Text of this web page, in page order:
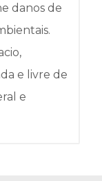
danos de
e livre de
e